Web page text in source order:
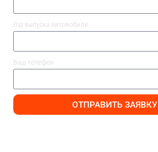
Год выпуска автомобиля
Ваш телефон
ОТПРАВИТЬ ЗАЯВКУ